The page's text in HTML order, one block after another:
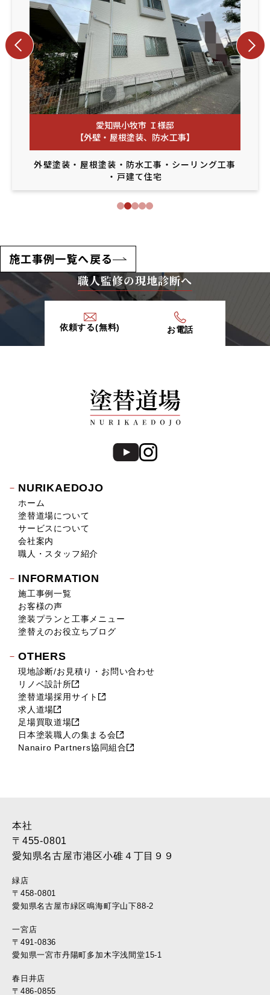
愛知県小牧市 Ｉ様邸
【外壁・屋根塗装、防水工事】
外壁塗装 ・ 屋根塗装 ・ 防水工事 ・ シーリング工事
・ 戸建て住宅
施工事例一覧へ戻る
職人監修の現地診断へ
依頼する(無料) お電話
NURIKAEDOJO
ホーム
塗替道場について
サービスについて
会社案内
職人・スタッフ紹介
INFORMATION
施工事例一覧
お客様の声
塗装プランと工事メニュー
塗替えのお役立ちブログ
OTHERS
現地診断/お見積り・お問い合わせ
リノベ設計所
塗替道場採用サイト
求人道場
足場買取道場
日本塗装職人の集まる会
Nanairo Partners協同組合
本社
〒455-0801
愛知県名古屋市港区小碓４丁目９９
緑店
〒458-0801
愛知県名古屋市緑区鳴海町字山下88-2
一宮店
〒491-0836
愛知県一宮市丹陽町多加木字浅間堂15-1
春日井店
〒486-0855